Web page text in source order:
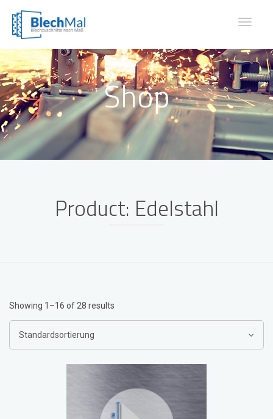
Toggle
Shop
Product: Edelstahl
Showing 1–16 of 28 results